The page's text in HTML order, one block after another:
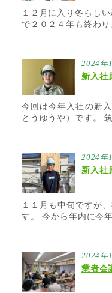
１２月に入り冬らし
で２０２４年も終わ
2024年
新入社
今回は今年入社の新
とうゆうや）です。
2024年
新入社
１１月も中旬ですが
す。 今から年内に今
2024年
業者会